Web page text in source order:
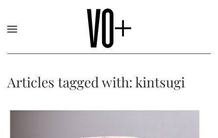
Articles tagged with: kintsugi